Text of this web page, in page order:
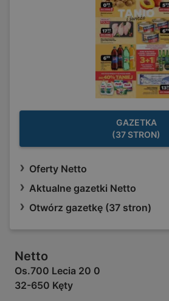
GAZETKA
(37 STRON)
Oferty Netto
Aktualne gazetki Netto
Otwórz gazetkę (37 stron)
Netto
Os.700 Lecia 20 0
32-650 Kęty